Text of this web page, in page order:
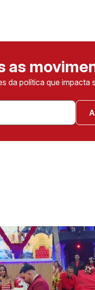
as
da política que impacta